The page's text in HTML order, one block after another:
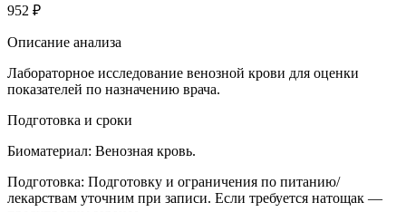
952 ₽
Описание анализа
Лабораторное исследование венозной крови для оценки
показателей по назначению врача.
Подготовка и сроки
Биоматериал: Венозная кровь.
Подготовка: Подготовку и ограничения по питанию/
лекарствам уточним при записи. Если требуется натощак —